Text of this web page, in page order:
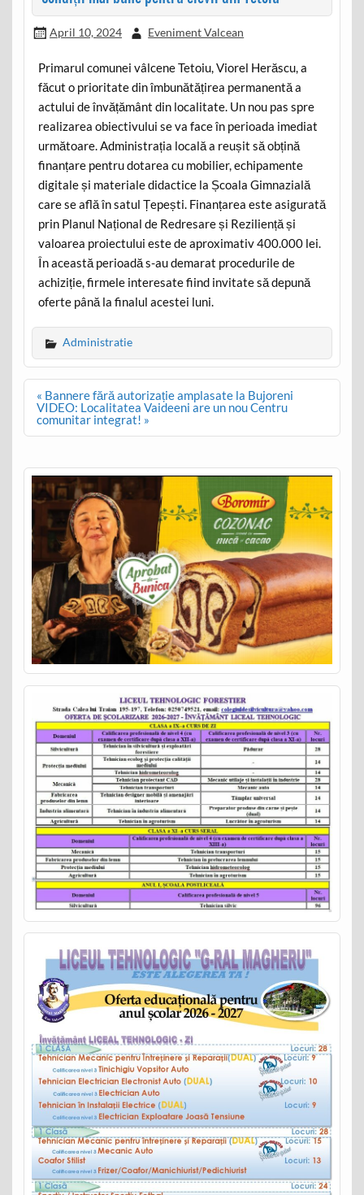
April 10, 2024 Eveniment Valcean
Primarul comunei vâlcene Tetoiu, Viorel Herăscu, a
făcut o prioritate din îmbunătățirea permanentă a
actului de învățământ din localitate. Un nou pas spre
realizarea obiectivului se va face în perioada imediat
următoare. Administrația locală a reușit să obțină
finanțare pentru dotarea cu mobilier, echipamente
digitale și materiale didactice la Școala Gimnazială
care se află în satul Țepești. Finanțarea este asigurată
prin Planul Național de Redresare și Reziliență și
valoarea proiectului este de aproximativ 400.000 lei.
În această perioadă s-au demarat procedurile de
achiziție, firmele interesate fiind invitate să depună
oferte până la finalul acestei luni.
Administratie
Post
navigation
« Bannere fără autorizație amplasate la Bujoreni
VIDEO: Localitatea Vaideeni are un nou Centru
comunitar integrat! »